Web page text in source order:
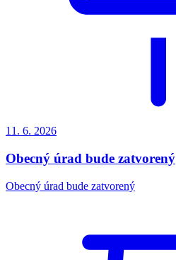
11. 6. 2026
Obecný úrad bude zatvorený
Obecný úrad bude zatvorený